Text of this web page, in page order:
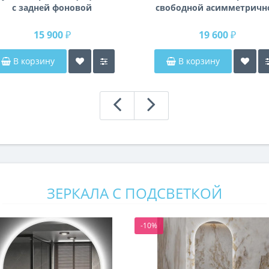
с задней фоновой
15 900 ₽
В корзину
свободной
влагостойкого МДФ K141
19 600 ₽
В корзину
ЗЕРКАЛА С ПОДСВЕТКОЙ
-10%